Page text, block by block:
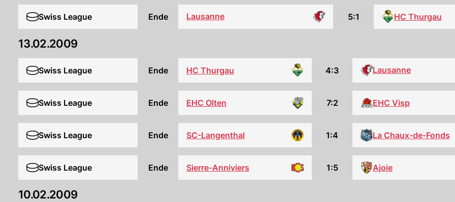
Swiss League Ende Lausanne 5:1 HC Thurgau
13.02.2009
Swiss League Ende HC Thurgau 4:3 Lausanne
Swiss League Ende EHC Olten 7:2 EHC Visp
Swiss League Ende SC-Langenthal 1:4 La Chaux-de-Fonds
Swiss League Ende Sierre-Anniviers 1:5 Ajoie
10.02.2009